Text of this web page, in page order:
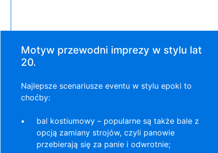
Motyw przewodni imprezy w stylu lat
20.
Najlepsze scenariusze eventu w stylu epoki to
choćby:
bal kostiumowy – popularne są także bale z
opcją zamiany strojów, czyli panowie
przebierają się za panie i odwrotnie;